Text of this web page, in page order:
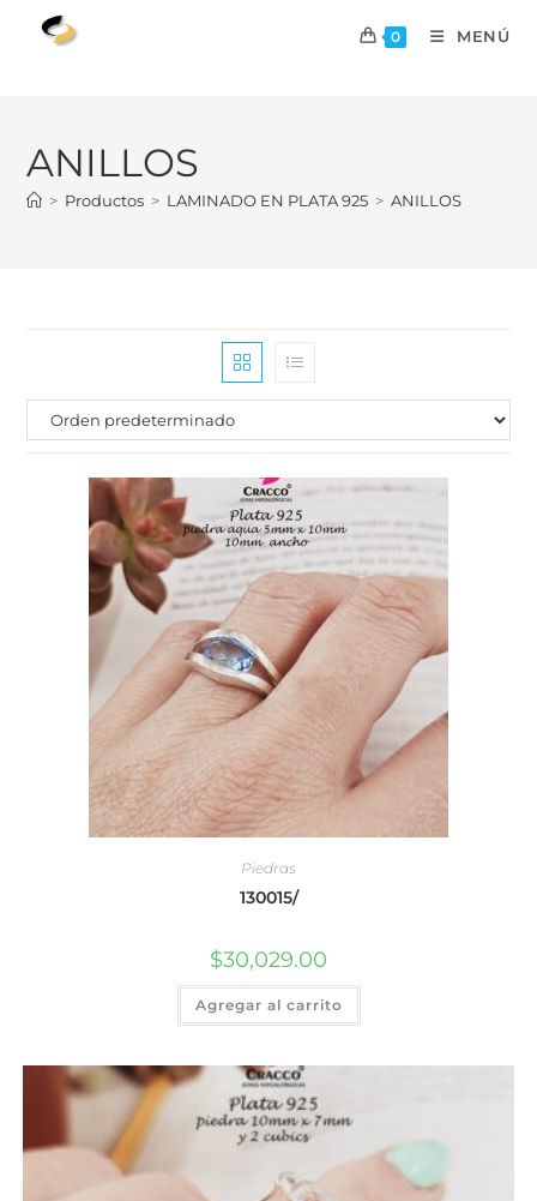
0 MENÚ
ANILLOS
> Productos > LAMINADO EN PLATA 925 > ANILLOS
Piedras
130015/
$30,029.00
Agregar al carrito